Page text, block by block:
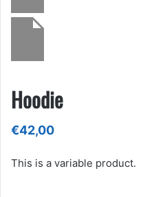
Hoodie
€42,00
This is a variable product.